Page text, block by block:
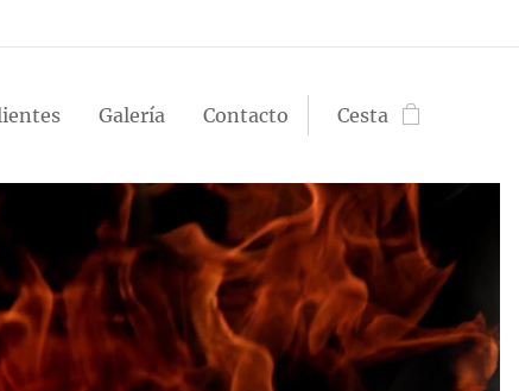
Galería Contacto Cesta